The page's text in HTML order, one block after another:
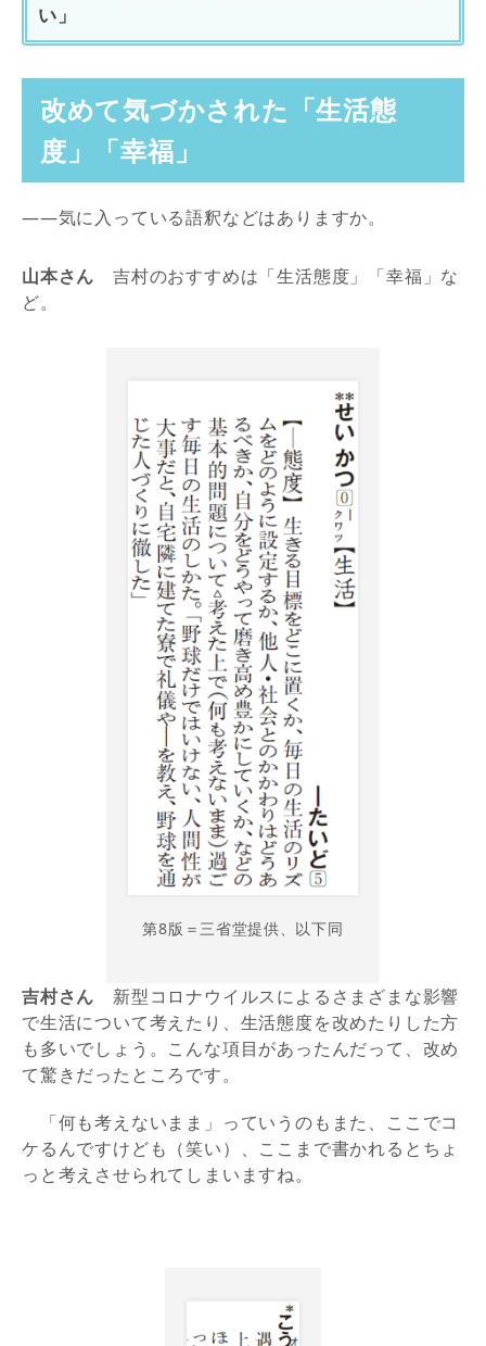
い」
改めて気づかされた「生活態
度」「幸福」
――気に入っている語釈などはありますか。
山本さん 吉村のおすすめは「生活態度」「幸福」な
ど。
第8版＝三省堂提供、以下同
吉村さん 新型コロナウイルスによるさまざまな影響
で生活について考えたり、生活態度を改めたりした方
も多いでしょう。こんな項目があったんだって、改め
て驚きだったところです。
「何も考えないまま」っていうのもまた、ここでコ
ケるんですけども（笑い）、ここまで書かれるとちょ
っと考えさせられてしまいますね。